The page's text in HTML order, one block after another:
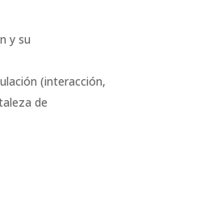
y su
(interacción,
de